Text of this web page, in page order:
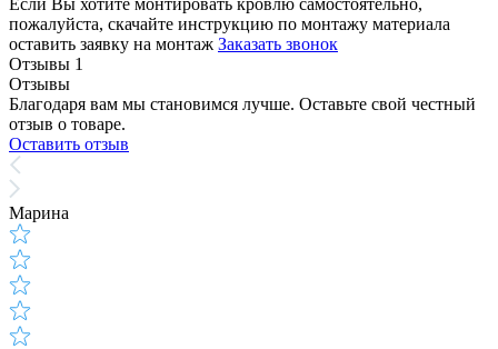
пожалуйста, скачайте инструкцию по монтажу материала
оставить заявку на монтаж Заказать звонок
Отзывы 1
Отзывы
Благодаря вам мы становимся лучше. Оставьте свой честный
отзыв о товаре.
Оставить отзыв
Марина